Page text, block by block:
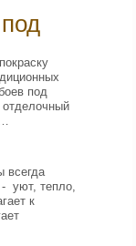
под
отделочный
всегда
уют, тепло,
к